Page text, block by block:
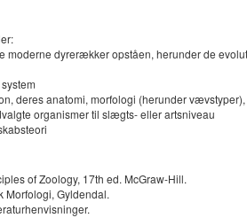
moderne dyrerækker opståen, herunder de
deres anatomi, morfologi (herunder
organismer til slægts- eller artsniveau
of Zoology, 17th ed. McGraw-Hill.
Morfologi, Gyldendal.